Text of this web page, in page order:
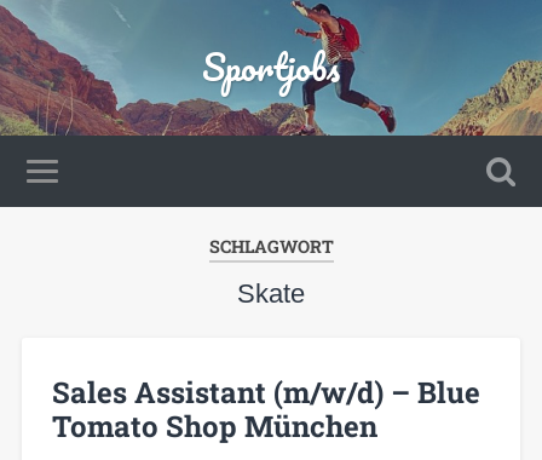
Sportjobs
SCHLAGWORT
Skate
Sales Assistant (m/w/d) – Blue
Tomato Shop München